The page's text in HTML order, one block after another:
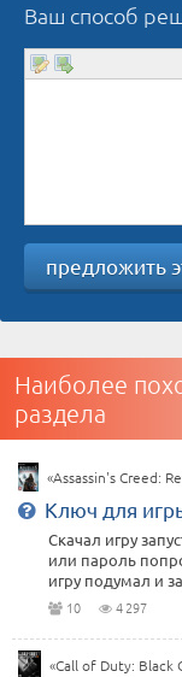
Ваш способ
предложить
Наиболее
раздела
«Assassin's Creed:
Ключ для
Скачал игру
или пароль
игру подумал и
10 4 297
«Call of Duty: Black